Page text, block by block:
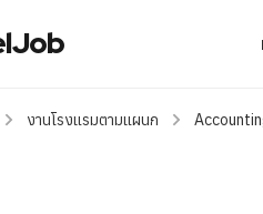
งานโรงแรมตามแผนก